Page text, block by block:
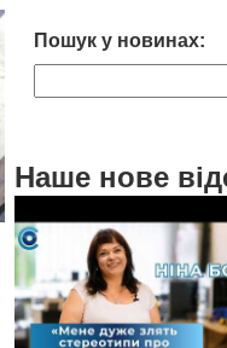
Пошук у новинах:
Наше нове